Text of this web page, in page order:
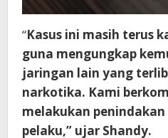
“Kasus ini masih terus
guna mengungkap
jaringan lain yang
narkotika. Kami
melakukan
pelaku,” ujar Shandy.